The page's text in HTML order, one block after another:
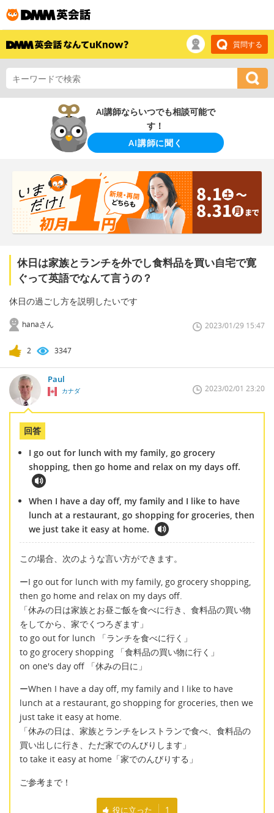
質問する
AI講師ならいつでも相談可能で
す！
AI講師に聞く
休日は家族とランチを外でし食料品を買い自宅で寛
ぐって英語でなんて言うの？
休日の過ごし方を説明したいです
hanaさん 2023/01/29 15:47
2 3347
Paul
カナダ 2023/02/01 23:20
回答
I go out for lunch with my family, go grocery
shopping, then go home and relax on my days off.
When I have a day off, my family and I like to have
lunch at a restaurant, go shopping for groceries, then
we just take it easy at home.
この場合、次のような言い方ができます。
ーI go out for lunch with my family, go grocery shopping,
then go home and relax on my days off.
「休みの日は家族とお昼ご飯を食べに行き、食料品の買い物
をしてから、家でくつろぎます」
to go out for lunch 「ランチを食べに行く」
to go grocery shopping 「食料品の買い物に行く」
on one's day off 「休みの日に」
ーWhen I have a day off, my family and I like to have
lunch at a restaurant, go shopping for groceries, then we
just take it easy at home.
「休みの日は、家族とランチをレストランで食べ、食料品の
買い出しに行き、ただ家でのんびりします」
to take it easy at home「家でのんびりする」
ご参考まで！
役に立った 1